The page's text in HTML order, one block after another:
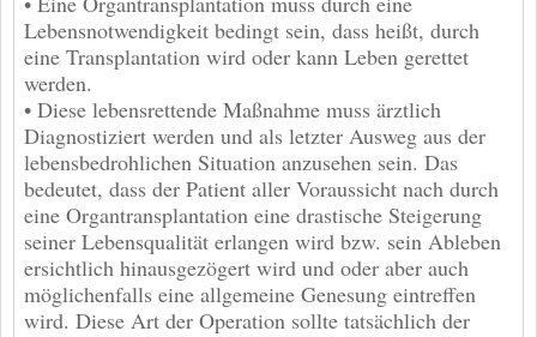
Lebensnotwendigkeit bedingt sein, dass heißt, durch
eine Transplantation wird oder kann Leben gerettet
werden.
• Diese lebensrettende Maßnahme muss ärztlich
Diagnostiziert werden und als letzter Ausweg aus der
lebensbedrohlichen Situation anzusehen sein. Das
bedeutet, dass der Patient aller Voraussicht nach durch
eine Organtransplantation eine drastische Steigerung
seiner Lebensqualität erlangen wird bzw. sein Ableben
ersichtlich hinausgezögert wird und oder aber auch
möglichenfalls eine allgemeine Genesung eintreffen
wird. Diese Art der Operation sollte tatsächlich der